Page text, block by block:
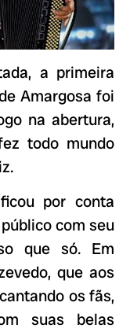
a primeira
Amargosa foi
na abertura,
todo mundo
por conta
com seu
que só. Em
que aos
os fãs,
suas belas